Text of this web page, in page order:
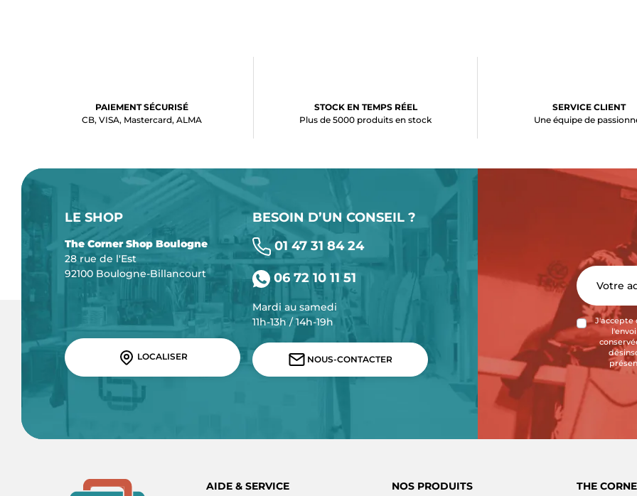
PAIEMENT SÉCURISÉ
CB, VISA, Mastercard, ALMA
STOCK EN TEMPS RÉEL
Plus de 5000 produits en stock
SERVICE CLIENT
Une équipe de
LE SHOP
The Corner Shop Boulogne
28 rue de l'Est
92100 Boulogne-Billancourt
LOCALISER
BESOIN D’UN CONSEIL ?
01 47 31 84 24
06 72 10 11 51
Mardi au samedi
11h-13h / 14h-19h
NOUS-CONTACTER
J'accepte
AIDE & SERVICE NOS PRODUITS THE